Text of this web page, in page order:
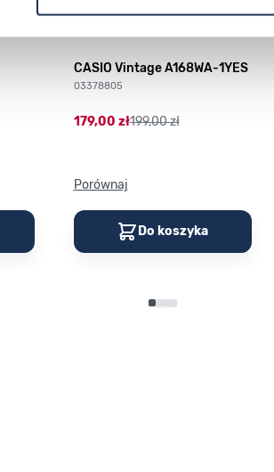
CASIO Vintage A168WA-1YES
03378805
179,00 zł199,00 zł
Porównaj
Do koszyka